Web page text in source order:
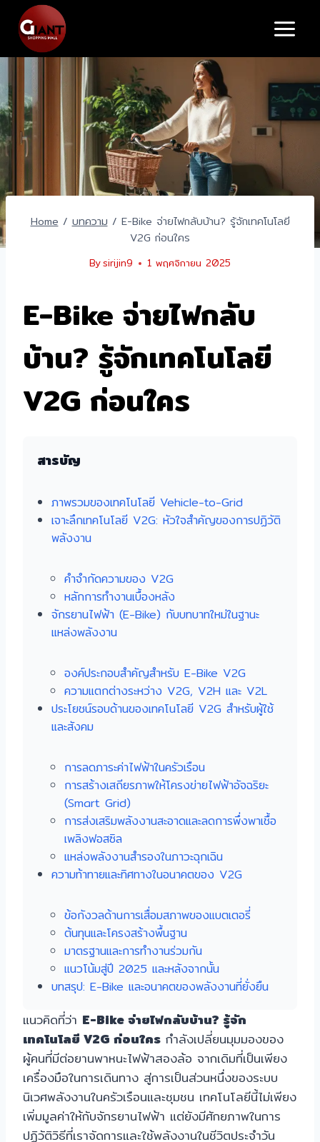
content
Home / บทความ / E-Bike จ่ายไฟกลับบ้าน? รู้จักเทคโนโลยี
V2G ก่อนใคร
Bysirijin9 1 พฤศจิกายน 2025
E-Bike จ่ายไฟกลับ
บ้าน? รู้จักเทคโนโลยี
V2G ก่อนใคร
สารบัญ
ภาพรวมของเทคโนโลยี Vehicle-to-Grid
เจาะลึกเทคโนโลยี V2G: หัวใจสำคัญของการปฏิวัติ
พลังงาน
คำจำกัดความของ V2G
หลักการทำงานเบื้องหลัง
จักรยานไฟฟ้า (E-Bike) กับบทบาทใหม่ในฐานะ
แหล่งพลังงาน
องค์ประกอบสำคัญสำหรับ E-Bike V2G
ความแตกต่างระหว่าง V2G, V2H และ V2L
ประโยชน์รอบด้านของเทคโนโลยี V2G สำหรับผู้ใช้
และสังคม
การลดภาระค่าไฟฟ้าในครัวเรือน
การสร้างเสถียรภาพให้โครงข่ายไฟฟ้าอัจฉริยะ
(Smart Grid)
การส่งเสริมพลังงานสะอาดและลดการพึ่งพาเชื้อ
เพลิงฟอสซิล
แหล่งพลังงานสำรองในภาวะฉุกเฉิน
ความท้าทายและทิศทางในอนาคตของ V2G
ข้อกังวลด้านการเสื่อมสภาพของแบตเตอรี่
ต้นทุนและโครงสร้างพื้นฐาน
มาตรฐานและการทำงานร่วมกัน
แนวโน้มสู่ปี 2025 และหลังจากนั้น
บทสรุป: E-Bike และอนาคตของพลังงานที่ยั่งยืน
แนวคิดที่ว่า E-Bike จ่ายไฟกลับบ้าน? รู้จัก
เทคโนโลยี V2G ก่อนใคร กำลังเปลี่ยนมุมมองของ
ผู้คนที่มีต่อยานพาหนะไฟฟ้าสองล้อ จากเดิมที่เป็นเพียง
เครื่องมือในการเดินทาง สู่การเป็นส่วนหนึ่งของระบบ
นิเวศพลังงานในครัวเรือนและชุมชน เทคโนโลยีนี้ไม่เพียง
เพิ่มมูลค่าให้กับจักรยานไฟฟ้า แต่ยังมีศักยภาพในการ
ปฏิวัติวิธีที่เราจัดการและใช้พลังงานในชีวิตประจำวัน